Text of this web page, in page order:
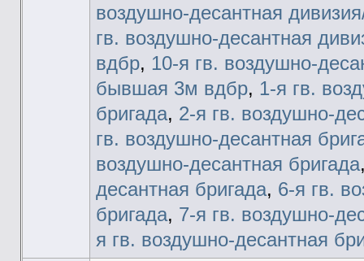
воздушно-десантная
гв. воздушно-десантная
вдбр, 10-я гв. воздушно-
бывшая 3м вдбр, 1-я гв.
бригада, 2-я гв. воздушно-
гв. воздушно-десантная
воздушно-десантная бригада
десантная бригада, 6-я гв.
бригада, 7-я гв. воздушно-
я гв. воздушно-десантная